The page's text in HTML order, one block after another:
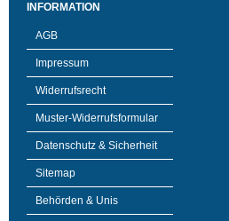
INFORMATION
AGB
Impressum
Widerrufsrecht
Muster-Widerrufsformular
Datenschutz & Sicherheit
Sitemap
Behörden & Unis